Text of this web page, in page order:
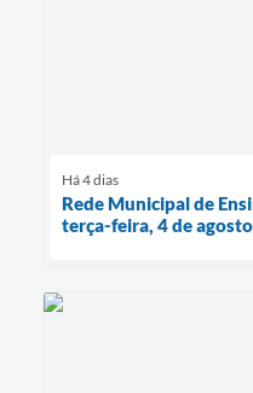
Há 4 dias
Rede Municipal de
terça-feira, 4 de agosto